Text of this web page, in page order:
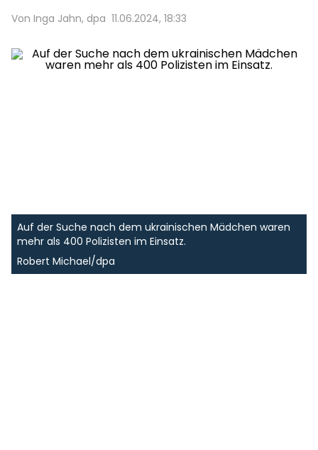
Von Inga Jahn, dpa 11.06.2024, 18:33
Auf der Suche nach dem ukrainischen Mädchen waren
mehr als 400 Polizisten im Einsatz.
Robert Michael/dpa